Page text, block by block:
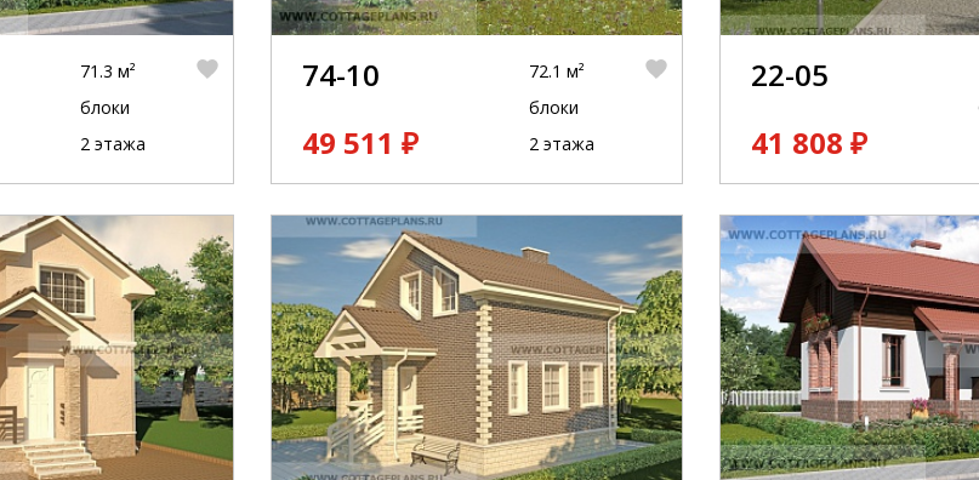
71.3 м²
блоки
2 этажа
74-10
49 511 ₽
72.1 м²
блоки
2 этажа
22-05
41 808 ₽